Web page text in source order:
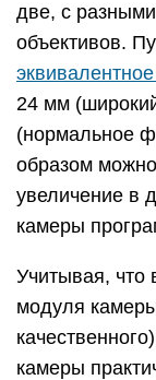
две, с
объективов.
24 мм
(нормальное
образом
увеличение в
камеры
Учитывая, что
модуля
камеры